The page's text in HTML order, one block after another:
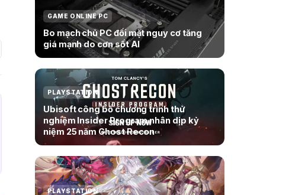
GAME ONLINE PC
Bo mạch chủ PC đối mặt nguy cơ tăng
giá mạnh do cơn sốt AI
PLAYSTATION
Ubisoft công bố chương trình thử
nghiệm Insider Program nhân dịp kỷ
niệm 25 năm Ghost Recon
PLAYSTATION